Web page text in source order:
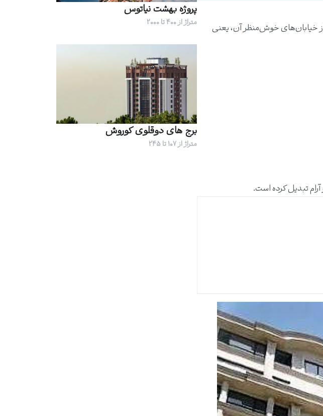
خیابان‌های خوش‌منظر آن، یعنی
تبدیل کرده است.
پروژه بهشت نیاتوس
متراژ از 400 تا 2000
برج های دوقلوی کوروش
متراژ از 107 تا 245